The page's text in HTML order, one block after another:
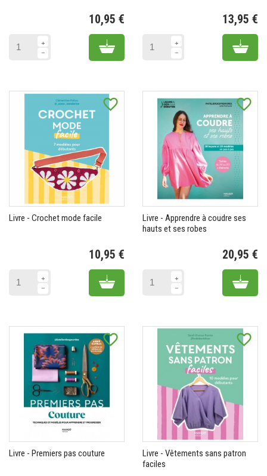
10,95 €
Add to cart
13,95 €
Add
favorite_border
Livre - Crochet mode facile
10,95 €
Add to cart
favorite_border
Livre - Apprendre à coudre ses
hauts et ses robes
20,95 €
Add
favorite_border
Livre - Premiers pas couture
favorite_border
Livre - Vêtements sans patron
faciles